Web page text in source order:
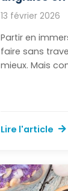
13 février 2026
Partir en
faire sans
mieux. Mais
Lire l'article